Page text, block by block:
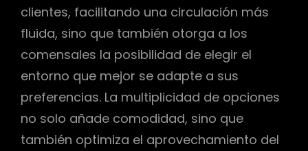
clientes, facilitando una circulación más
fluida, sino que también otorga a los
comensales la posibilidad de elegir el
entorno que mejor se adapte a sus
preferencias. La multiplicidad de opciones
no solo añade comodidad, sino que
también optimiza el aprovechamiento del